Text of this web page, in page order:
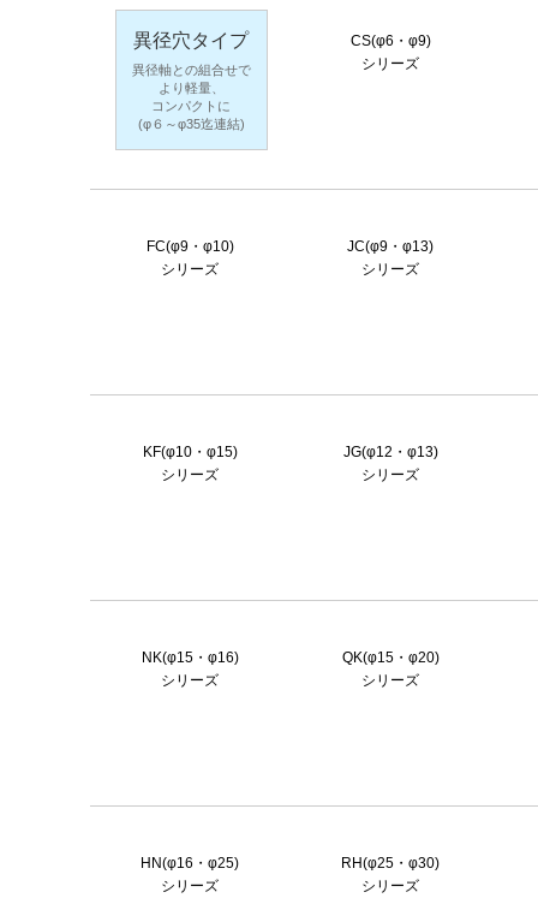
異径穴タイプ
異径軸との組合せで
より軽量、
コンパクトに
(φ６～φ35迄連結)
CS(φ6・φ9)
シリーズ
FC(φ9・φ10)
シリーズ
JC(φ9・φ13)
シリーズ
KF(φ10・φ15)
シリーズ
JG(φ12・φ13)
シリーズ
NK(φ15・φ16)
シリーズ
QK(φ15・φ20)
シリーズ
HN(φ16・φ25)
シリーズ
RH(φ25・φ30)
シリーズ